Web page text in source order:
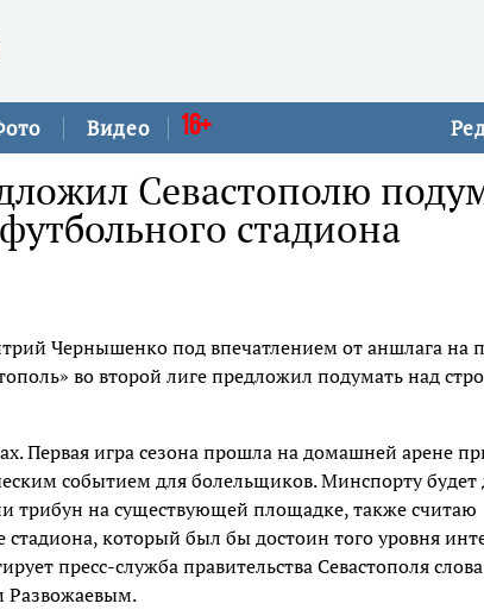
Видео 16+
Севастополю
стадиона
Чернышенко под впечатлением от аншлага на
во второй лиге предложил подумать над
Первая игра сезона прошла на домашней арене
событием для болельщиков. Минспорту будет
трибун на существующей площадке, также считаю
стадиона, который был бы достоин того уровня
пресс-служба правительства Севастополя
Развожаевым.